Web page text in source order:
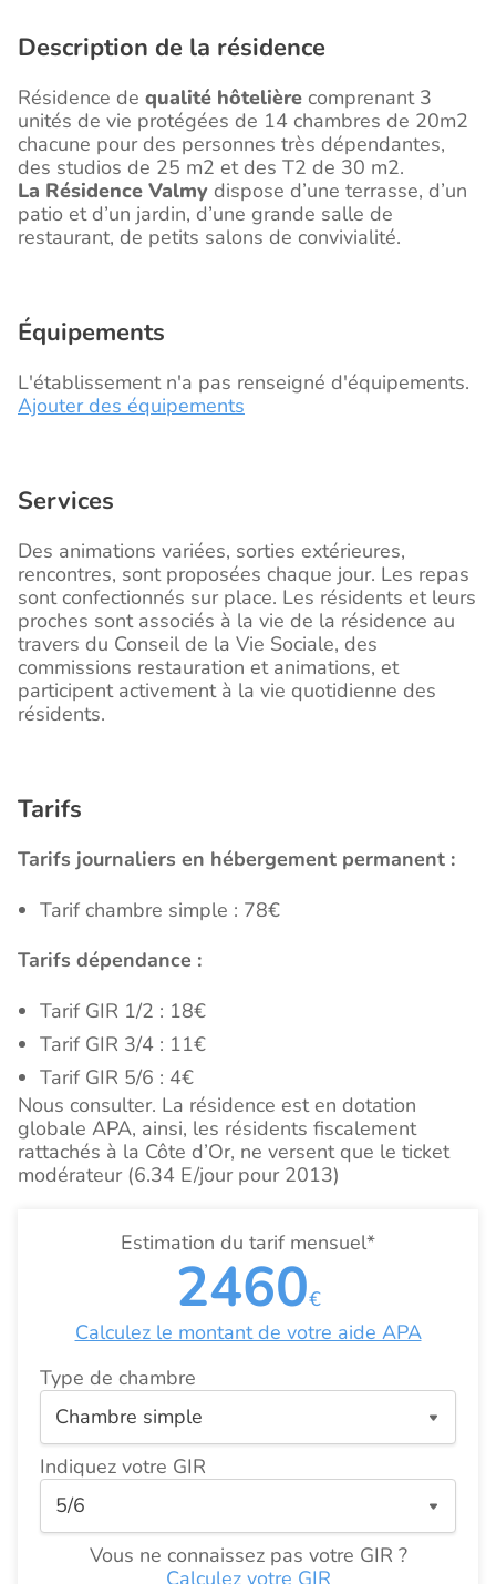
Description de la résidence
Résidence de qualité hôtelière comprenant 3
unités de vie protégées de 14 chambres de 20m2
chacune pour des personnes très dépendantes,
des studios de 25 m2 et des T2 de 30 m2.
La Résidence Valmy dispose d’une terrasse, d’un
patio et d’un jardin, d’une grande salle de
restaurant, de petits salons de convivialité.
Équipements
L'établissement n'a pas renseigné d'équipements.
Ajouter des équipements
Services
Des animations variées, sorties extérieures,
rencontres, sont proposées chaque jour. Les repas
sont confectionnés sur place. Les résidents et leurs
proches sont associés à la vie de la résidence au
travers du Conseil de la Vie Sociale, des
commissions restauration et animations, et
participent activement à la vie quotidienne des
résidents.
Tarifs
Tarifs journaliers en hébergement permanent :
Tarif chambre simple : 78€
Tarifs dépendance :
Tarif GIR 1/2 : 18€
Tarif GIR 3/4 : 11€
Tarif GIR 5/6 : 4€
Nous consulter. La résidence est en dotation
globale APA, ainsi, les résidents fiscalement
rattachés à la Côte d’Or, ne versent que le ticket
modérateur (6.34 E/jour pour 2013)
Estimation du tarif mensuel*
2460€
Calculez le montant de votre aide APA
Type de chambre
Indiquez votre GIR
Vous ne connaissez pas votre GIR ?
Calculez votre GIR